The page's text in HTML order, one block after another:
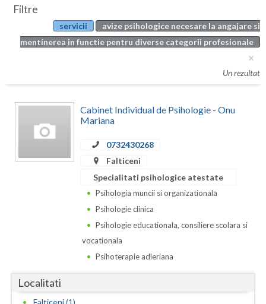
Botosani
Braila
Bucuresti
Calarasi
Caras-Severin
Dolj
Galati
Articole
Evenimente
Filtre
servicii
avize psihologice necesare la angajare si
mentinerea in functie pentru diverse categorii profesionale
Un rezultat
Cabinet Individual de Psihologie - Onu
Mariana
0732430268
Falticeni
Specialitati psihologice atestate
Psihologia muncii si organizationala
Psihologie clinica
Psihologie educationala, consiliere scolara si
vocationala
Psihoterapie adleriana
Localitati
Falticeni (1)